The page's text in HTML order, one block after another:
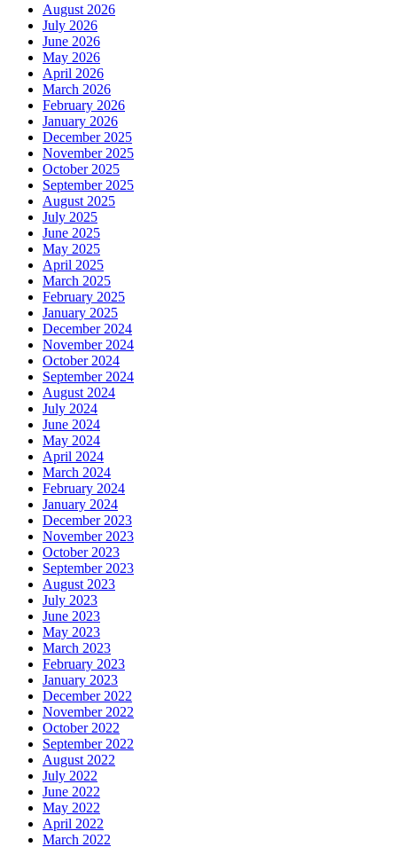
August 2026
July 2026
June 2026
May 2026
April 2026
March 2026
February 2026
January 2026
December 2025
November 2025
October 2025
September 2025
August 2025
July 2025
June 2025
May 2025
April 2025
March 2025
February 2025
January 2025
December 2024
November 2024
October 2024
September 2024
August 2024
July 2024
June 2024
May 2024
April 2024
March 2024
February 2024
January 2024
December 2023
November 2023
October 2023
September 2023
August 2023
July 2023
June 2023
May 2023
March 2023
February 2023
January 2023
December 2022
November 2022
October 2022
September 2022
August 2022
July 2022
June 2022
May 2022
April 2022
March 2022